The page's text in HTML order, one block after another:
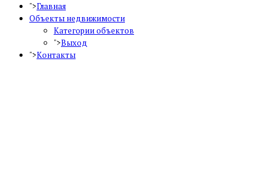
">Главная
Объекты недвижимости
Категории объектов
">Выход
">Контакты